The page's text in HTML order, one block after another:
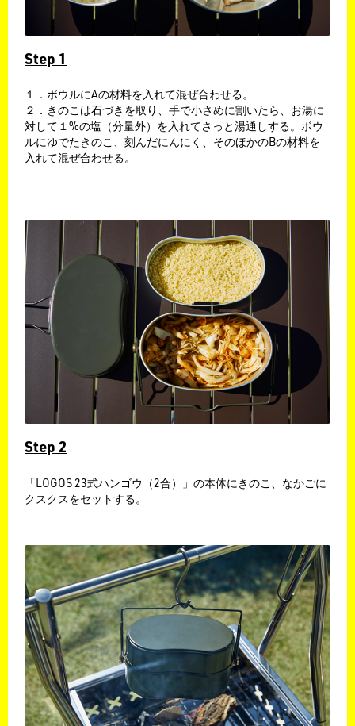
Step 1
１．ボウルにAの材料を入れて混ぜ合わせる。
​２．きのこは石づきを取り、手で小さめに割いたら、お湯に
対して１%の塩（分量外）を入れてさっと湯通しする。ボウ
ルにゆでたきのこ、刻んだにんにく、そのほかのBの材料を
入れて混ぜ合わせる。
Step 2
​「LOGOS 23式ハンゴウ（2合）」の本体にきのこ、なかごに
クスクスをセットする。